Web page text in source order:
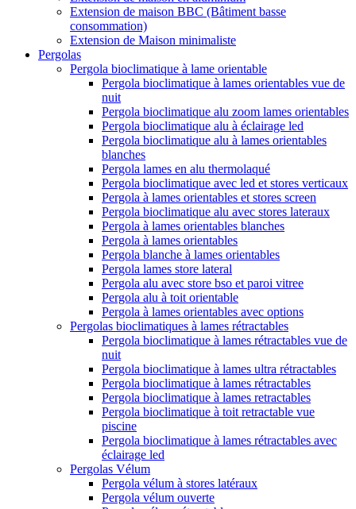
Extension de maison BBC (Bâtiment basse
consommation)
Extension de Maison minimaliste
Pergolas
Pergola bioclimatique à lame orientable
Pergola bioclimatique à lames orientables vue de
nuit
Pergola bioclimatique alu zoom lames orientables
Pergola bioclimatique alu à éclairage led
Pergola bioclimatique alu à lames orientables
blanches
Pergola lames en alu thermolaqué
Pergola bioclimatique avec led et stores verticaux
Pergola à lames orientables et stores screen
Pergola bioclimatique alu avec stores lateraux
Pergola à lames orientables blanches
Pergola à lames orientables
Pergola blanche à lames orientables
Pergola lames store lateral
Pergola alu avec store bso et paroi vitree
Pergola alu à toit orientable
Pergola à lames orientables avec options
Pergolas bioclimatiques à lames rétractables
Pergola bioclimatique à lames rétractables vue de
nuit
Pergola bioclimatique à lames ultra rétractables
Pergola bioclimatique à lames rétractables
Pergola bioclimatique à lames retractables
Pergola bioclimatique à toit retractable vue
piscine
Pergola bioclimatique à lames rétractables avec
éclairage led
Pergolas Vélum
Pergola vélum à stores latéraux
Pergola vélum ouverte